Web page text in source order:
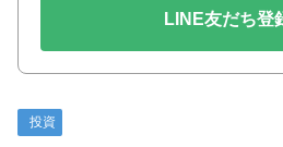
LINE友だち登
投資